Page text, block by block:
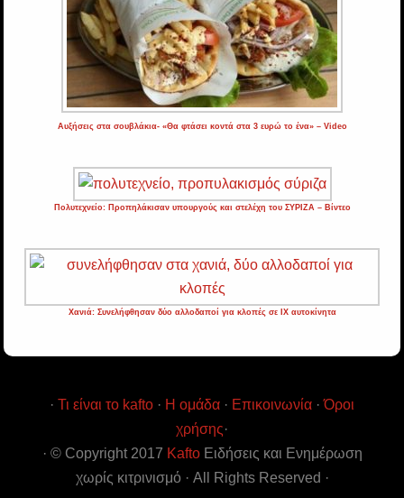
Αυξήσεις στα σουβλάκια- «Θα φτάσει κοντά στα 3 ευρώ το ένα» – Video
Πολυτεχνείο: Προπηλάκισαν υπουργούς και στελέχη του ΣΥΡΙΖΑ – Βίντεο
Χανιά: Συνελήφθησαν δύο αλλοδαποί για κλοπές σε ΙΧ αυτοκίνητα
· Τι είναι το kafto · Η ομάδα · Επικοινωνία ·Όροι
χρήσης·
· © Copyright 2017 KaftoΕιδήσεις και Ενημέρωση
χωρίς κιτρινισμό · All Rights Reserved ·